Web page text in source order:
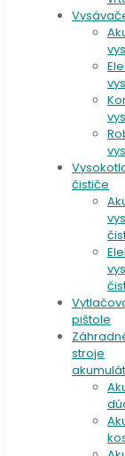
čističe
pištole
stroje